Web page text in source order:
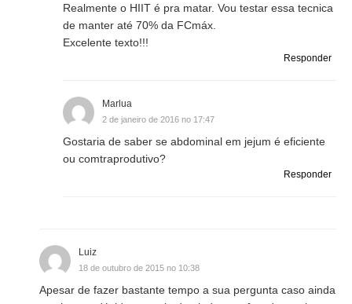
Realmente o HIIT é pra matar. Vou testar essa tecnica
de manter até 70% da FCmáx.
Excelente texto!!!
Responder
Marlua
2 de janeiro de 2016 no 17:47
Gostaria de saber se abdominal em jejum é eficiente
ou comtraprodutivo?
Responder
Luiz
18 de outubro de 2015 no 10:38
Apesar de fazer bastante tempo a sua pergunta caso ainda